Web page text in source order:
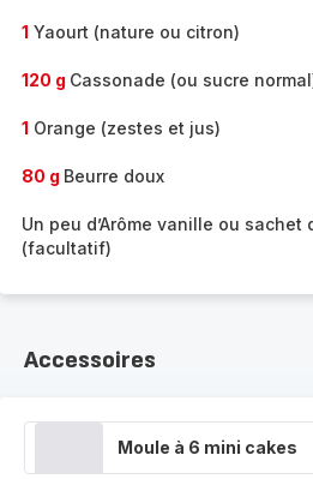
1 Yaourt (nature ou citron)
120 g Cassonade (ou sucre
1 Orange (zestes et jus)
80 g Beurre doux
Un peu d’Arôme vanille ou sachet
(facultatif)
Accessoires
Moule à 6 mini cakes